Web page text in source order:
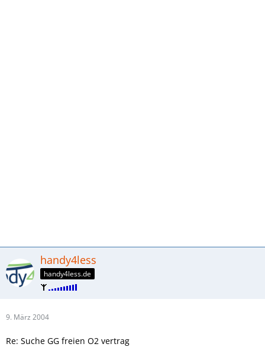
handy4less
handy4less.de
9. März 2004
Re: Suche GG freien O2 vertrag